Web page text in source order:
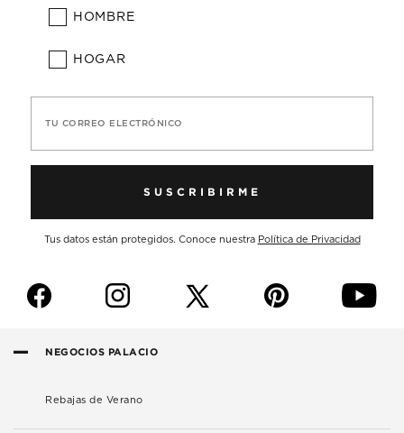
HOMBRE
HOGAR
TU CORREO ELECTRÓNICO
SUSCRIBIRME
Tus datos están protegidos. Conoce nuestra Política de Privacidad
f i p y
NEGOCIOS PALACIO
Rebajas de Verano